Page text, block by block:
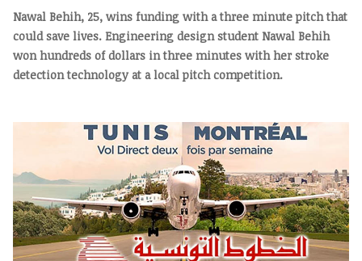
Nawal Behih, 25, wins funding with a three minute pitch that
could save lives. Engineering design student Nawal Behih
won hundreds of dollars in three minutes with her stroke
detection technology at a local pitch competition.